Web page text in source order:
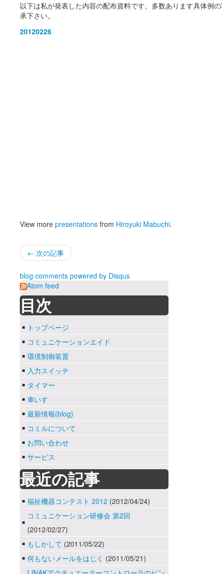
以下は私が発表した内容の配布資料です。多数あります具体例
承下さい。
20120226
View more presentations from Hiroyuki Mabuchi.
← 次の記事
blog comments powered by Disqus
Atom feed
目次
トップページ
コミュニケーションエイド
環境制御装置
入力スイッチ
タイマー
車いす
最新情報(blog)
コミルについて
お問い合わせ
サービス
最近の記事
福祉機器コンテスト 2012 (2012/04/24)
コミュニケーション研修会 第2回
(2012/02/27)
もしかして (2011/05/22)
何もないメールをはじく (2011/05/21)